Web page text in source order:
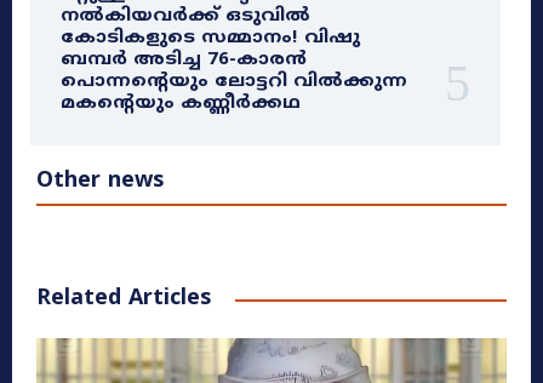
നൽകിയവർക്ക് ഒടുവിൽ
കോടികളുടെ സമ്മാനം! വിഷു
ബമ്പർ അടിച്ച 76-കാരൻ
പൊന്നന്റെയും ലോട്ടറി വിൽക്കുന്ന
മകന്റെയും കണ്ണീർക്കഥ
Other news
Related Articles